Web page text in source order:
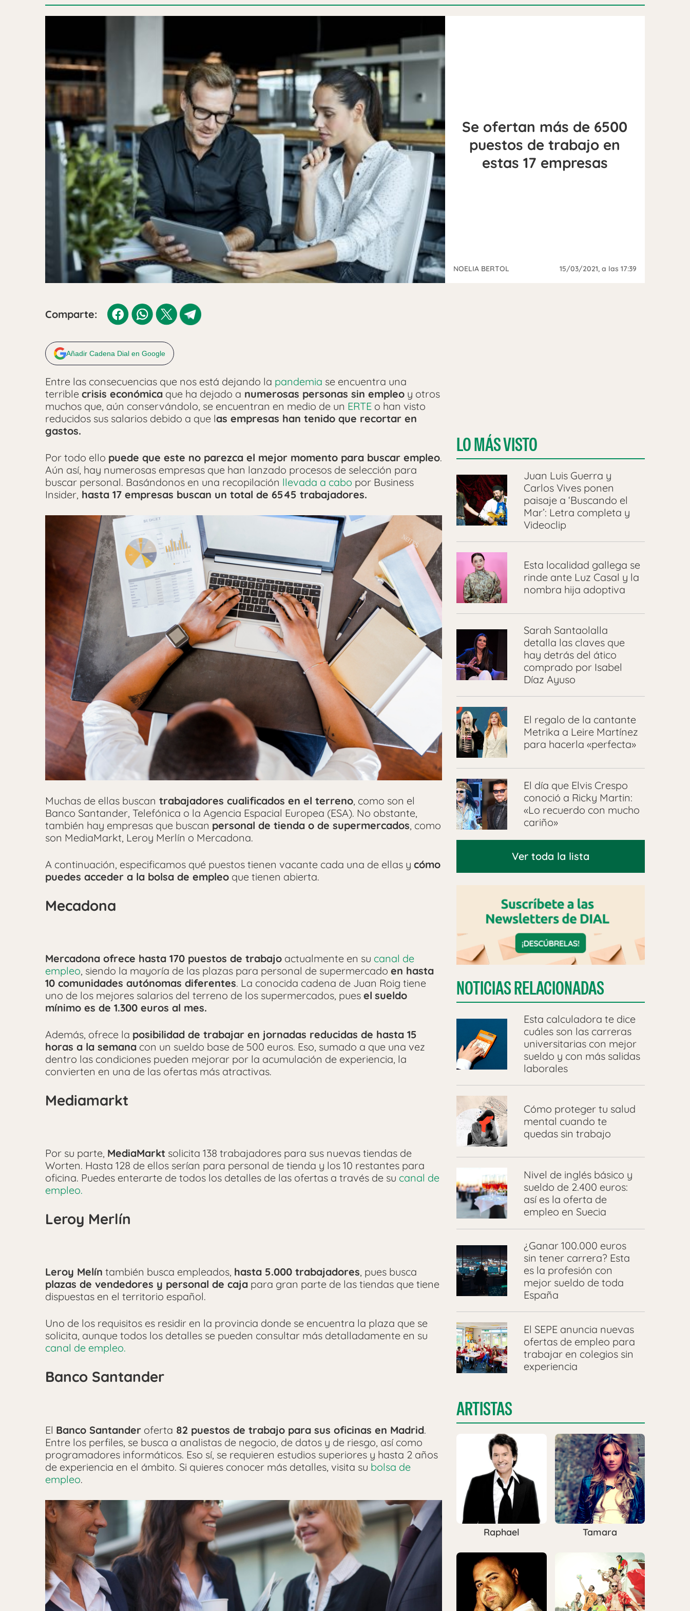
Se ofertan más de 6500
puestos de trabajo en
estas 17 empresas
NOELIA BERTOL 15/03/2021, a las 17:39
Comparte:
Añadir Cadena Dial en Google
Entre las consecuencias que nos está dejando la pandemia se encuentra una
terrible crisis económica que ha dejado a numerosas personas sin empleo y otros
muchos que, aún conservándolo, se encuentran en medio de un ERTE o han visto
reducidos sus salarios debido a que las empresas han tenido que recortar en
gastos.
Por todo ello puede que este no parezca el mejor momento para buscar empleo.
Aún así, hay numerosas empresas que han lanzado procesos de selección para
buscar personal. Basándonos en una recopilación llevada a cabo por Business
Insider, hasta 17 empresas buscan un total de 6545 trabajadores.
Muchas de ellas buscan trabajadores cualificados en el terreno, como son el
Banco Santander, Telefónica o la Agencia Espacial Europea (ESA). No obstante,
también hay empresas que buscan personal de tienda o de supermercados, como
son MediaMarkt, Leroy Merlín o Mercadona.
A continuación, especificamos qué puestos tienen vacante cada una de ellas y cómo
puedes acceder a la bolsa de empleo que tienen abierta.
Mecadona
Mercadona ofrece hasta 170 puestos de trabajo actualmente en su canal de
empleo, siendo la mayoría de las plazas para personal de supermercado en hasta
10 comunidades autónomas diferentes. La conocida cadena de Juan Roig tiene
uno de los mejores salarios del terreno de los supermercados, pues el sueldo
mínimo es de 1.300 euros al mes.
Además, ofrece la posibilidad de trabajar en jornadas reducidas de hasta 15
horas a la semana con un sueldo base de 500 euros. Eso, sumado a que una vez
dentro las condiciones pueden mejorar por la acumulación de experiencia, la
convierten en una de las ofertas más atractivas.
Mediamarkt
Por su parte, MediaMarkt solicita 138 trabajadores para sus nuevas tiendas de
Worten. Hasta 128 de ellos serían para personal de tienda y los 10 restantes para
oficina. Puedes enterarte de todos los detalles de las ofertas a través de su canal de
empleo.
Leroy Merlín
Leroy Melín también busca empleados, hasta 5.000 trabajadores, pues busca
plazas de vendedores y personal de caja para gran parte de las tiendas que tiene
dispuestas en el territorio español.
Uno de los requisitos es residir en la provincia donde se encuentra la plaza que se
solicita, aunque todos los detalles se pueden consultar más detalladamente en su
canal de empleo.
Banco Santander
El Banco Santander oferta 82 puestos de trabajo para sus oficinas en Madrid.
Entre los perfiles, se busca a analistas de negocio, de datos y de riesgo, así como
programadores informáticos. Eso sí, se requieren estudios superiores y hasta 2 años
de experiencia en el ámbito. Si quieres conocer más detalles, visita su bolsa de
empleo.
LO MÁS VISTO
Juan Luis Guerra y
Carlos Vives ponen
paisaje a ‘Buscando el
Mar’: Letra completa y
Videoclip
Esta localidad gallega se
rinde ante Luz Casal y la
nombra hija adoptiva
Sarah Santaolalla
detalla las claves que
hay detrás del ático
comprado por Isabel
Díaz Ayuso
El regalo de la cantante
Metrika a Leire Martínez
para hacerla «perfecta»
El día que Elvis Crespo
conoció a Ricky Martin:
«Lo recuerdo con mucho
cariño»
Ver toda la lista
NOTICIAS RELACIONADAS
Esta calculadora te dice
cuáles son las carreras
universitarias con mejor
sueldo y con más salidas
laborales
Cómo proteger tu salud
mental cuando te
quedas sin trabajo
Nivel de inglés básico y
sueldo de 2.400 euros:
así es la oferta de
empleo en Suecia
¿Ganar 100.000 euros
sin tener carrera? Esta
es la profesión con
mejor sueldo de toda
España
El SEPE anuncia nuevas
ofertas de empleo para
trabajar en colegios sin
experiencia
ARTISTAS
Raphael Tamara